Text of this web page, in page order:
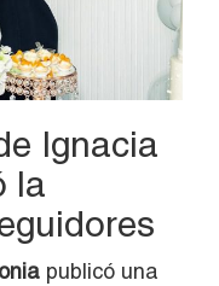
Ignacia
la
publicó una